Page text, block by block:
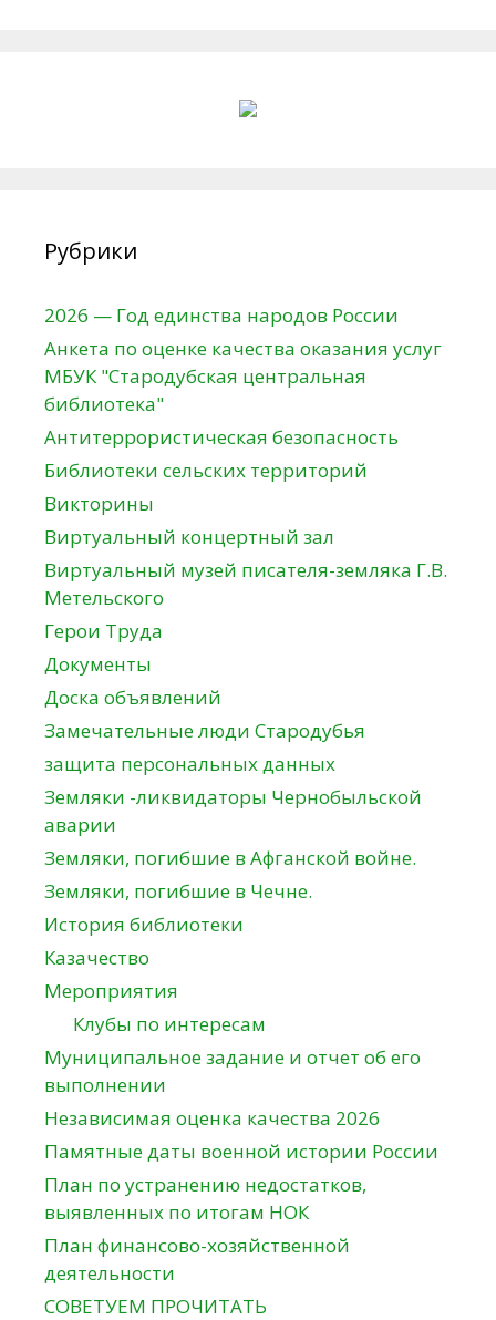
Рубрики
2026 — Год единства народов России
Анкета по оценке качества оказания услуг
МБУК "Стародубская центральная
библиотека"
Антитеррористическая безопасность
Библиотеки сельских территорий
Викторины
Виртуальный концертный зал
Виртуальный музей писателя-земляка Г.В.
Метельского
Герои Труда
Документы
Доска объявлений
Замечательные люди Стародубья
защита персональных данных
Земляки -ликвидаторы Чернобыльской
аварии
Земляки, погибшие в Афганской войне.
Земляки, погибшие в Чечне.
История библиотеки
Казачество
Мероприятия
Клубы по интересам
Муниципальное задание и отчет об его
выполнении
Независимая оценка качества 2026
Памятные даты военной истории России
План по устранению недостатков,
выявленных по итогам НОК
План финансово-хозяйственной
деятельности
СОВЕТУЕМ ПРОЧИТАТЬ